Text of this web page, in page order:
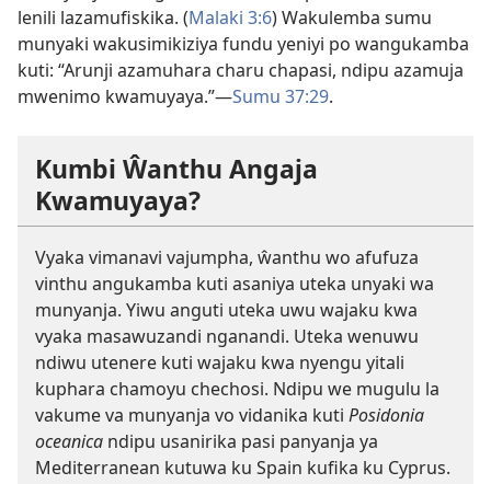
lenili lazamufiskika. (Malaki 3:6) Wakulemba sumu
munyaki wakusimikiziya fundu yeniyi po wangukamba
kuti: “Arunji azamuhara charu chapasi, ndipu azamuja
mwenimo kwamuyaya.”—Sumu 37:29.
Kumbi Ŵanthu Angaja
Kwamuyaya?
Vyaka vimanavi vajumpha, ŵanthu wo afufuza
vinthu angukamba kuti asaniya uteka unyaki wa
munyanja. Yiwu anguti uteka uwu wajaku kwa
vyaka masawuzandi nganandi. Uteka wenuwu
ndiwu utenere kuti wajaku kwa nyengu yitali
kuphara chamoyu chechosi. Ndipu we mugulu la
vakume va munyanja vo vidanika kuti Posidonia
oceanica ndipu usanirika pasi panyanja ya
Mediterranean kutuwa ku Spain kufika ku Cyprus.